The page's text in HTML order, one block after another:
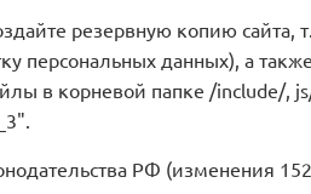
резервную копию сайта,
персональных данных), а
в корневой папке /include/,
РФ (изменения